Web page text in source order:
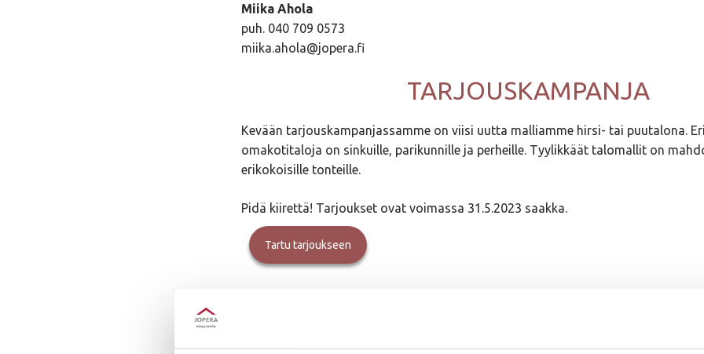
Miika Ahola
puh. 040 709 0573
miika.ahola@jopera.fi
TARJOUSKAMPANJA
Kevään tarjouskampanjassamme on viisi uutta malliamme hirsi- tai puutalona.
omakotitaloja on sinkuille, parikunnille ja perheille. Tyylikkäät talomallit on
erikokoisille tonteille.
Pidä kiirettä! Tarjoukset ovat voimassa 31.5.2023 saakka.
Tartu tarjoukseen